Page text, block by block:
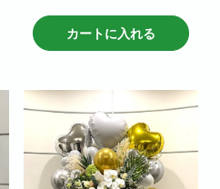
色の変更も可能です!
H190
カートに入れる